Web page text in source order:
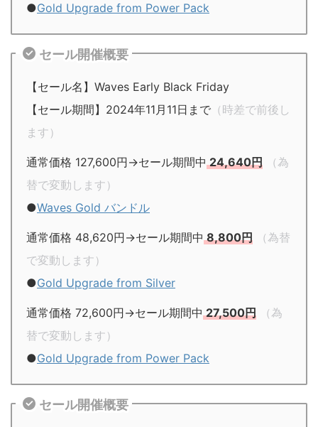
●Gold Upgrade from Power Pack
セール開催概要
【セール名】Waves Early Black Friday
【セール期間】2024年11月11日まで （時差で前後し
ます）
通常価格 127,600円→セール期間中24,640円
（為
替で変動します）
●Waves Gold バンドル
通常価格 48,620円→セール期間中8,800円
（為替
で変動します）
●Gold Upgrade from Silver
通常価格 72,600円→セール期間中27,500円
（為
替で変動します）
●Gold Upgrade from Power Pack
セール開催概要